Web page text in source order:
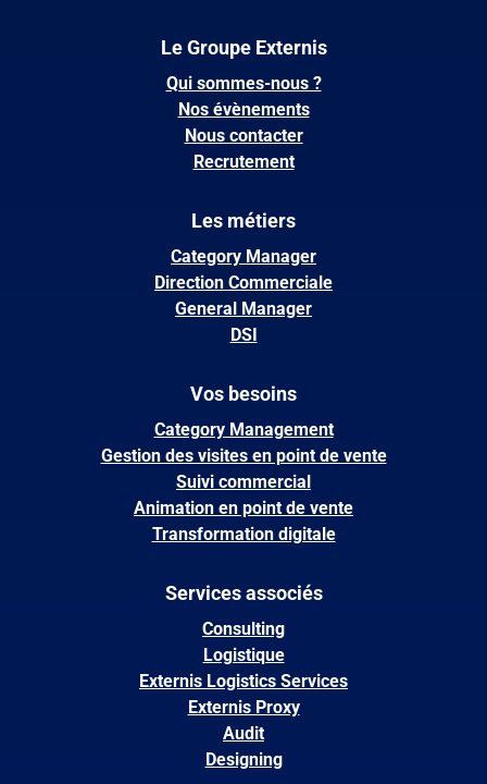
Le Groupe Externis
Qui sommes-nous ?
Nos évènements
Nous contacter
Recrutement
Les métiers
Category Manager
Direction Commerciale
General Manager
DSI
Vos besoins
Category Management
Gestion des visites en point de vente
Suivi commercial
Animation en point de vente
Transformation digitale
Services associés
Consulting
Logistique
Externis Logistics Services
Externis Proxy
Audit
Designing